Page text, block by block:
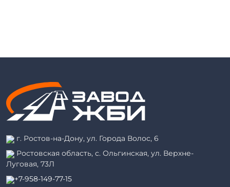
г. Ростов-на-Дону, ул. Города Волос, 6
Ростовская область, с. Ольгинская, ул. Верхне-
Луговая, 73Л
+7-958-149-77-15